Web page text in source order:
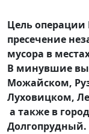
Цель операции
пресечение
мусора в
В минувшие
Можайском,
Луховицком,
а также в
Долгопрудный.